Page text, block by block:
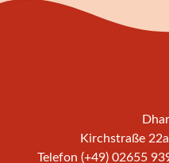
Kirchstraße
Telefon (+49) 02655